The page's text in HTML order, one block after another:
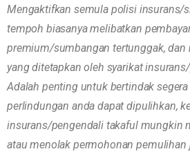
Mengaktifkan semula polisi insurans/
tempoh biasanya melibatkan
premium/sumbangan tertunggak, dan
yang ditetapkan oleh syarikat
Adalah penting untuk bertindak
perlindungan anda dapat dipulihkan,
insurans/pengendali takaful mungkin
atau menolak permohonan